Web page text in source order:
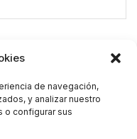
de navegación,
y analizar nuestro
o configurar sus